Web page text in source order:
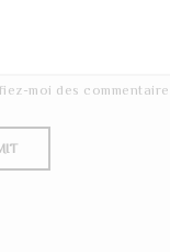
moi des